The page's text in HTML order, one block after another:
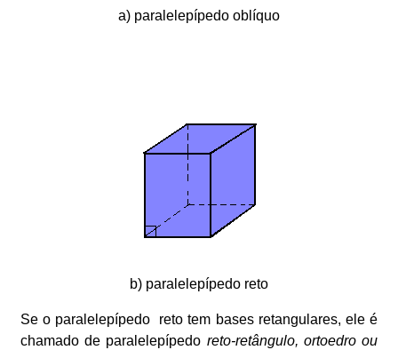
a) paralelepípedo oblíquo
b) paralelepípedo reto
Se o paralelepípedo reto tem bases retangulares, ele é
chamado de paralelepípedo reto-retângulo, ortoedro ou